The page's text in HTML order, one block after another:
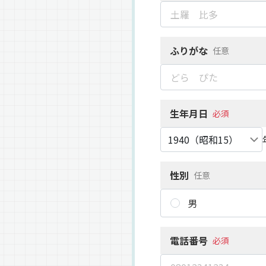
ふりがな 任意
生年月日 必須
性別 任意
男
電話番号 必須